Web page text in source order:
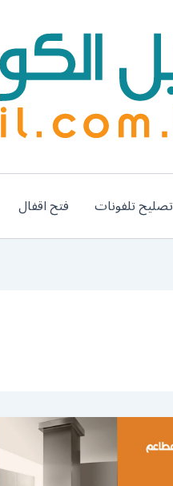
تصليح تلفونات فتح اقفال